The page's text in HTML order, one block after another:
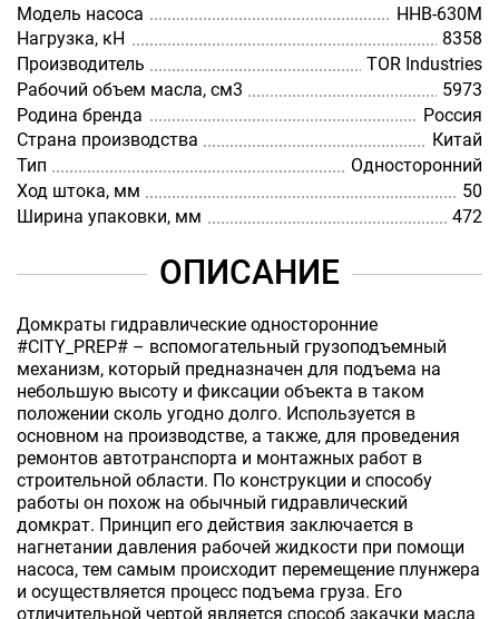
Модель насоса
HHB-630M
Нагрузка, кН
8358
Производитель
TOR Industries
Рабочий объем масла, см3
5973
Родина бренда
Россия
Страна производства
Китай
Тип
Односторонний
Ход штока, мм
50
Ширина упаковки, мм
472
ОПИСАНИЕ
Домкраты гидравлические односторонние
#CITY_PREP# – вспомогательный грузоподъемный
механизм, который предназначен для подъема на
небольшую высоту и фиксации объекта в таком
положении сколь угодно долго. Используется в
основном на производстве, а также, для проведения
ремонтов автотранспорта и монтажных работ в
строительной области. По конструкции и способу
работы он похож на обычный гидравлический
домкрат. Принцип его действия заключается в
нагнетании давления рабочей жидкости при помощи
насоса, тем самым происходит перемещение плунжера
и осуществляется процесс подъема груза. Его
отличительной чертой является способ закачки масла